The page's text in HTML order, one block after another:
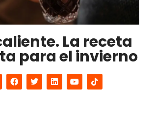
La receta
para el invierno